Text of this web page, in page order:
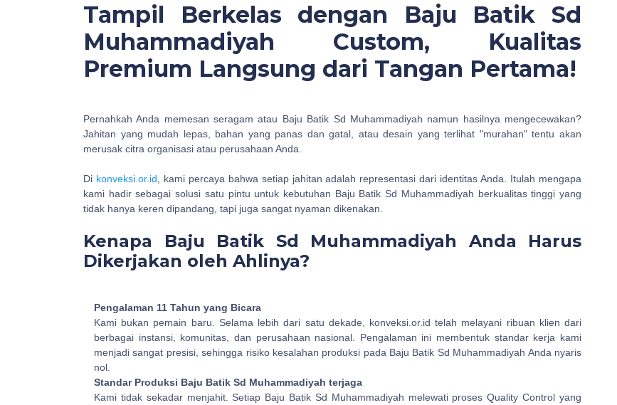
Tampil Berkelas dengan Baju Batik Sd
Muhammadiyah Custom, Kualitas
Premium Langsung dari Tangan Pertama!
Pernahkah Anda memesan seragam atau Baju Batik Sd Muhammadiyah namun hasilnya mengecewakan?
Jahitan yang mudah lepas, bahan yang panas dan gatal, atau desain yang terlihat "murahan" tentu akan
merusak citra organisasi atau perusahaan Anda.
Di konveksi.or.id , kami percaya bahwa setiap jahitan adalah representasi dari identitas Anda. Itulah mengapa
kami hadir sebagai solusi satu pintu untuk kebutuhan Baju Batik Sd Muhammadiyah berkualitas tinggi yang
tidak hanya keren dipandang, tapi juga sangat nyaman dikenakan.
Kenapa Baju Batik Sd Muhammadiyah Anda Harus
Dikerjakan oleh Ahlinya?
Pengalaman 11 Tahun yang Bicara
Kami bukan pemain baru. Selama lebih dari satu dekade, konveksi.or.id telah melayani ribuan klien dari
berbagai instansi, komunitas, dan perusahaan nasional. Pengalaman ini membentuk standar kerja kami
menjadi sangat presisi, sehingga risiko kesalahan produksi pada Baju Batik Sd Muhammadiyah Anda nyaris
nol.
Standar Produksi Baju Batik Sd Muhammadiyah terjaga
Kami tidak sekadar menjahit. Setiap Baju Batik Sd Muhammadiyah melewati proses Quality Control yang